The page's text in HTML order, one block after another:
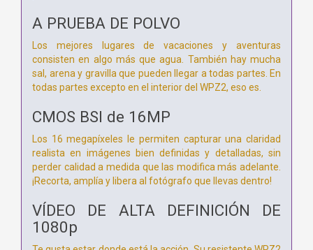
A PRUEBA DE POLVO
Los mejores lugares de vacaciones y aventuras
consisten en algo más que agua. También hay mucha
sal, arena y gravilla que pueden llegar a todas partes. En
todas partes excepto en el interior del WPZ2, eso es.
CMOS BSI de 16MP
Los 16 megapíxeles le permiten capturar una claridad
realista en imágenes bien definidas y detalladas, sin
perder calidad a medida que las modifica más adelante.
¡Recorta, amplía y libera al fotógrafo que llevas dentro!
VÍDEO DE ALTA DEFINICIÓN DE
1080p